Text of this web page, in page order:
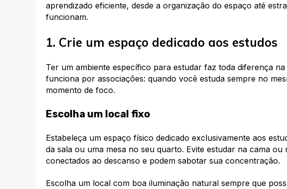
aprendizado eficiente, desde a organização do espaço até
funcionam.
1. Crie um espaço dedicado aos estudos
Ter um ambiente específico para estudar faz toda diferença
funciona por associações: quando você estuda sempre no
momento de foco.
Escolha um local fixo
Estabeleça um espaço físico dedicado exclusivamente aos
da sala ou uma mesa no seu quarto. Evite estudar na cama ou
conectados ao descanso e podem sabotar sua concentração.
Escolha um local com boa iluminação natural sempre que